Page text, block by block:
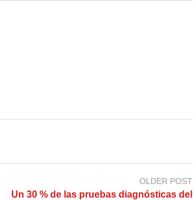
OLDER POST
Un 30 % de las pruebas diagnósticas del